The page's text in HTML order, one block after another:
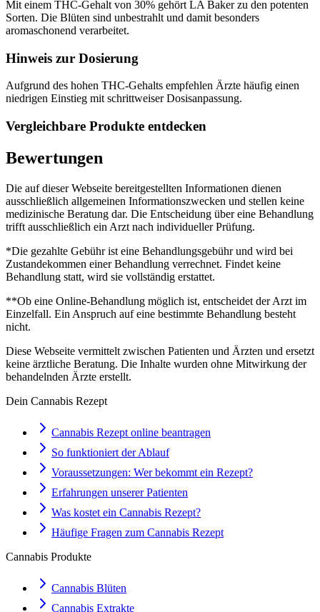
Mit einem THC-Gehalt von 30% gehört LA Baker zu den potenten
Sorten. Die Blüten sind unbestrahlt und damit besonders
aromaschonend verarbeitet.
Hinweis zur Dosierung
Aufgrund des hohen THC-Gehalts empfehlen Ärzte häufig einen
niedrigen Einstieg mit schrittweiser Dosisanpassung.
Vergleichbare Produkte entdecken
Bewertungen
Die auf dieser Webseite bereitgestellten Informationen dienen
ausschließlich allgemeinen Informationszwecken und stellen keine
medizinische Beratung dar. Die Entscheidung über eine Behandlung
trifft ausschließlich ein Arzt nach individueller Prüfung.
*Die gezahlte Gebühr ist eine Behandlungsgebühr und wird bei
Zustandekommen einer Behandlung verrechnet. Findet keine
Behandlung statt, wird sie vollständig erstattet.
**Ob eine Online-Behandlung möglich ist, entscheidet der Arzt im
Einzelfall. Ein Anspruch auf eine bestimmte Behandlung besteht
nicht.
Diese Webseite vermittelt zwischen Patienten und Ärzten und ersetzt
keine ärztliche Beratung. Die Inhalte wurden ohne Mitwirkung der
behandelnden Ärzte erstellt.
Dein Cannabis Rezept
Cannabis Rezept online beantragen
So funktioniert der Ablauf
Voraussetzungen: Wer bekommt ein Rezept?
Erfahrungen unserer Patienten
Was kostet ein Cannabis Rezept?
Häufige Fragen zum Cannabis Rezept
Cannabis Produkte
Cannabis Blüten
Cannabis Extrakte